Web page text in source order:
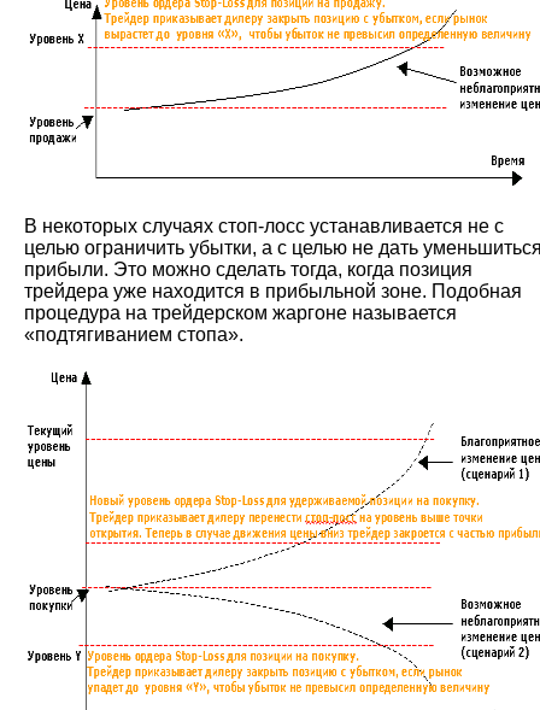
В некоторых случаях стоп-лосс устанавливается не с
целью ограничить убытки, а с целью не дать
прибыли. Это можно сделать тогда, когда позиция
трейдера уже находится в прибыльной зоне. Подобная
процедура на трейдерском жаргоне называется
«подтягиванием стопа».